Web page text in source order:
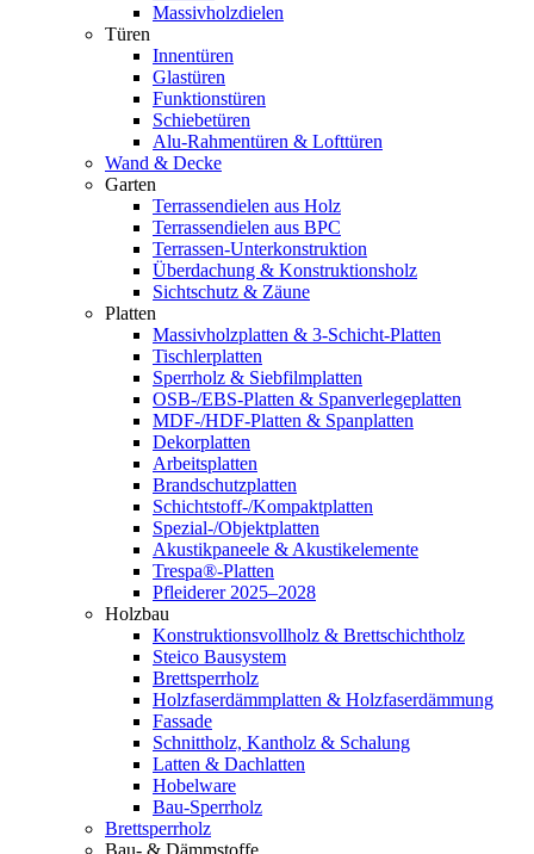
Massivholzdielen
Türen
Innentüren
Glastüren
Funktionstüren
Schiebetüren
Alu-Rahmentüren & Lofttüren
Wand & Decke
Garten
Terrassendielen aus Holz
Terrassendielen aus BPC
Terrassen-Unterkonstruktion
Überdachung & Konstruktionsholz
Sichtschutz & Zäune
Platten
Massivholzplatten & 3-Schicht-Platten
Tischlerplatten
Sperrholz & Siebfilmplatten
OSB-/EBS-Platten & Spanverlegeplatten
MDF-/HDF-Platten & Spanplatten
Dekorplatten
Arbeitsplatten
Brandschutzplatten
Schichtstoff-/Kompaktplatten
Spezial-/Objektplatten
Akustikpaneele & Akustikelemente
Trespa®-Platten
Pfleiderer 2025–2028
Holzbau
Konstruktionsvollholz & Brettschichtholz
Steico Bausystem
Brettsperrholz
Holzfaserdämmplatten & Holzfaserdämmung
Fassade
Schnittholz, Kantholz & Schalung
Latten & Dachlatten
Hobelware
Bau-Sperrholz
Brettsperrholz
Bau- & Dämmstoffe